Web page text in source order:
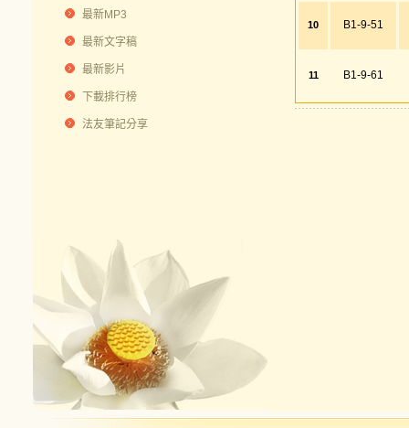
最新MP3
最新文字稿
最新影片
下載排行榜
法友筆記分享
10 B1-9-51
11 B1-9-61